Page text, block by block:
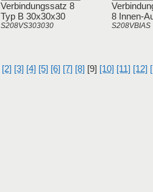
Verbindungssatz 8
Typ B 30x30x30
S208VS303030
8 Innen-
S208VBIAS
[2] [3] [4] [5] [6] [7] [8] [9] [10] [11] [12]